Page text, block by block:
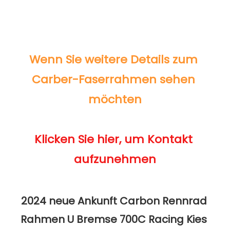
Wenn Sie weitere Details zum
Carber-Faserrahmen sehen
Klicken Sie hier, um Kontakt
2024 neue Ankunft Carbon Rennrad
Rahmen U Bremse 700C Racing Kies